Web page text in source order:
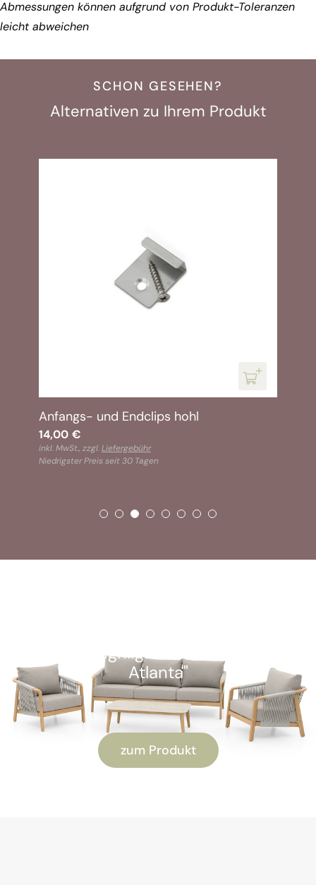
Abmessungen können aufgrund von Produkt-Toleranzen
leicht abweichen
SCHON GESEHEN?
Alternativen zu Ihrem Produkt
Anfangs- und Endclips hohl
14,00 €
inkl. MwSt., zzgl.Liefergebühr
Niedrigster Preis seit 30 Tagen
Kunden-Highlight: "Alu Lounge-Set
Atlanta"
zum Produkt